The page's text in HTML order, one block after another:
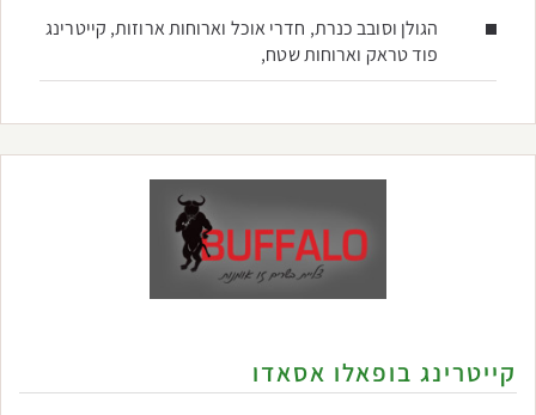
הגולן וסובב כנרת, חדרי אוכל וארוחות ארוזות, קייטרינג
פוד טראק וארוחות שטח,
קייטרינג בופאלו אסאדו